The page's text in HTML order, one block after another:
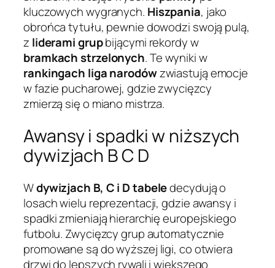
kluczowych wygranych. Hiszpania, jako
obrońca tytułu, pewnie dowodzi swoją pulą,
z liderami grupbijącymi rekordy w
bramkach strzelonych. Te wyniki w
rankingach liga narodówzwiastują emocje
w fazie pucharowej, gdzie zwycięzcy
zmierzą się o miano mistrza.
Awansy i spadki w niższych
dywizjach B C D
Wdywizjach B, C i Dtabeledecydują o
losach wielu reprezentacji, gdzie awansy i
spadki zmieniają hierarchię europejskiego
futbolu. Zwycięzcy grup automatycznie
promowane są do wyższej ligi, co otwiera
drzwi do lepszych rywali i większego